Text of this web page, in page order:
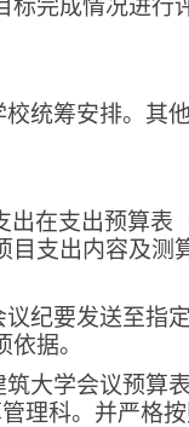
完成情况进行
校统筹安排。其
出在支出预算表
支出内容及测
纪要发送至指
据。
大学会议预算
理科。并严格